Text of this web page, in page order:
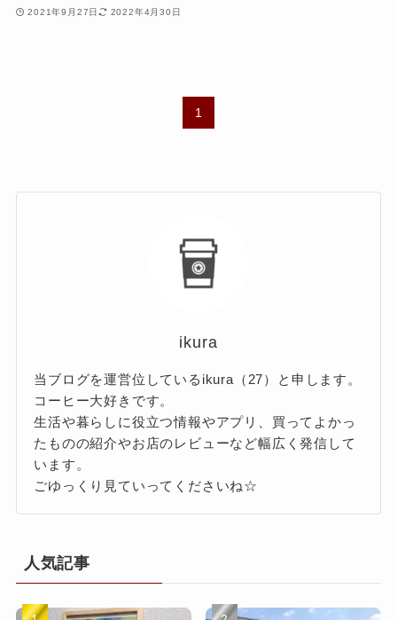
2021年9月27日 2022年4月30日
1
ikura
当ブログを運営位しているikura（27）と申します。
コーヒー大好きです。
生活や暮らしに役立つ情報やアプリ、買ってよかっ
たものの紹介やお店のレビューなど幅広く発信して
います。
ごゆっくり見ていってくださいね☆
人気記事